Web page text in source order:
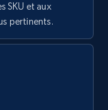
SKU et aux
pertinents.